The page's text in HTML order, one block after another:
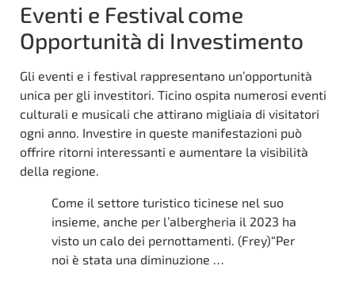
Eventi e Festival come
Opportunità di Investimento
Gli eventi e i festival rappresentano un’opportunità
unica per gli investitori. Ticino ospita numerosi eventi
culturali e musicali che attirano migliaia di visitatori
ogni anno. Investire in queste manifestazioni può
offrire ritorni interessanti e aumentare la visibilità
della regione.
Come il settore turistico ticinese nel suo
insieme, anche per l’albergheria il 2023 ha
visto un calo dei pernottamenti. (Frey)“Per
noi è stata una diminuzione …